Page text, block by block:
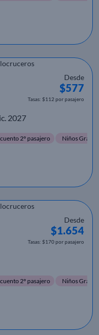
Desde
$577
Tasas: $112 por pasajero
2027
2º pasajero Niños Gratis
Desde
$1.654
Tasas: $170 por pasajero
2º pasajero Niños Gratis